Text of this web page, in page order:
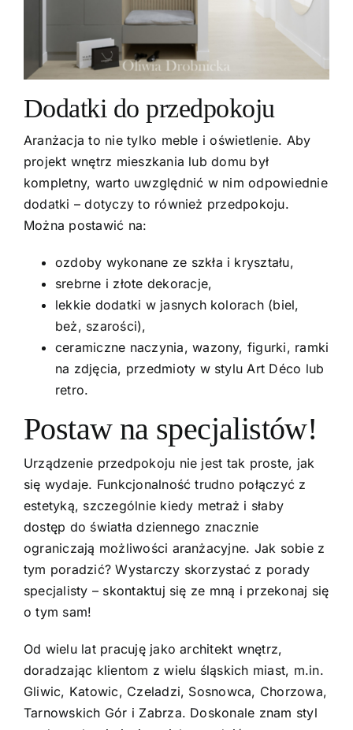
Dodatki do przedpokoju
Aranżacja to nie tylko meble i oświetlenie. Aby
projekt wnętrz mieszkania lub domu był
kompletny, warto uwzględnić w nim odpowiednie
dodatki – dotyczy to również przedpokoju.
Można postawić na:
ozdoby wykonane ze szkła i kryształu,
srebrne i złote dekoracje,
lekkie dodatki w jasnych kolorach (biel,
beż, szarości),
ceramiczne naczynia, wazony, figurki, ramki
na zdjęcia, przedmioty w stylu Art Déco lub
retro.
Postaw na specjalistów!
Urządzenie przedpokoju nie jest tak proste, jak
się wydaje. Funkcjonalność trudno połączyć z
estetyką, szczególnie kiedy metraż i słaby
dostęp do światła dziennego znacznie
ograniczają możliwości aranżacyjne. Jak sobie z
tym poradzić? Wystarczy skorzystać z porady
specjalisty – skontaktuj się ze mną i przekonaj się
o tym sam!
Od wielu lat pracuję jakoarchitekt wnętrz,
doradzając klientom z wielu śląskich miast, m.in.
Gliwic, Katowic, Czeladzi, Sosnowca, Chorzowa,
Tarnowskich Gór i Zabrza. Doskonale znam styl